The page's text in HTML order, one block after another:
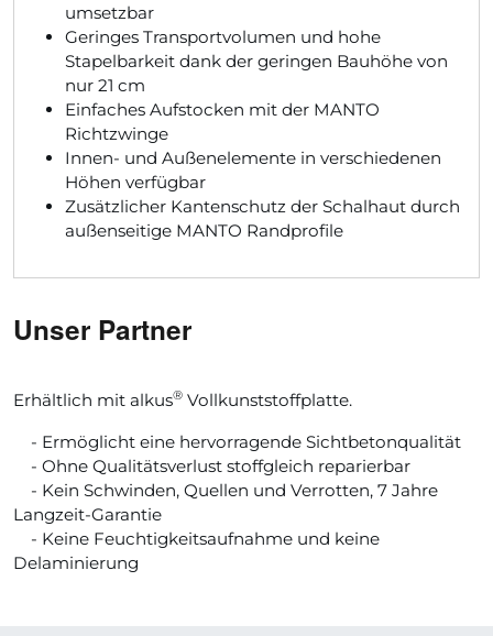
umsetzbar
Geringes Transportvolumen und hohe
Stapelbarkeit dank der geringen Bauhöhe von
nur 21 cm
Einfaches Aufstocken mit der MANTO
Richtzwinge
Innen- und Außenelemente in verschiedenen
Höhen verfügbar
Zusätzlicher Kantenschutz der Schalhaut durch
außenseitige MANTO Randprofile
Unser Partner
Erhältlich mit alkus®Vollkunststoffplatte.
- Ermöglicht eine hervorragende Sichtbetonqualität
- Ohne Qualitätsverlust stoffgleich reparierbar
- Kein Schwinden, Quellen und Verrotten, 7 Jahre
Langzeit-Garantie
- Keine Feuchtigkeitsaufnahme und keine
Delaminierung